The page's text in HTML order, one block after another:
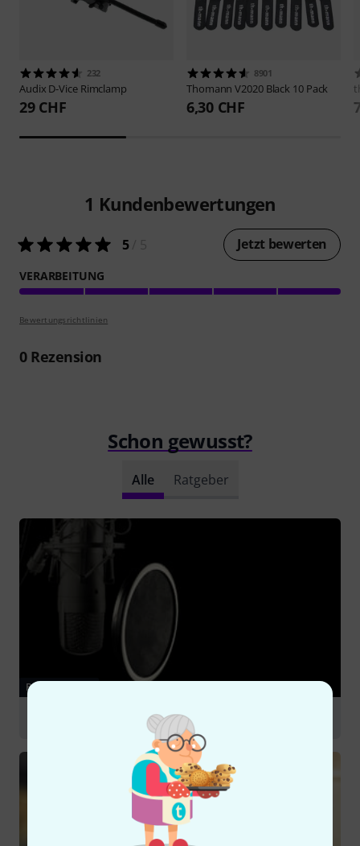
232
Audix D-Vice Rimclamp
29 CHF
8901
ThomannV2020 Black 10 Pack
6,30 CHF
1 Kundenbewertungen
5/ 5 Jetzt bewerten
VERARBEITUNG
Bewertungsrichtlinien
0Rezension
Schon gewusst?
Alle Ratgeber
RATGEBER